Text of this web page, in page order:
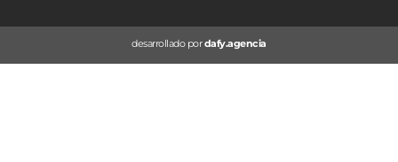
desarrollado pordafy.agencia